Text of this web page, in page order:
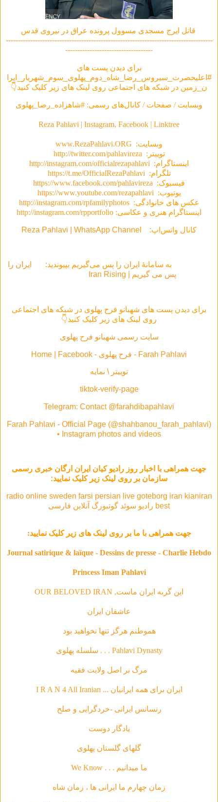
قاتل ایرج مسجدی مسوول پرونده عراق در نیروی قدس
-------------------------------------------------------------------------------------
------------------------------------
برای دیدن پست های
#اعلیحضرت_سیروس_رضا_شاه_دوم_پهلوی_سوم_شهریار_ایرا
ن_زمین در شبکه های اجتماعی روی لینک های زیر کلیک کنید👇
وبسایت / صفحات / کانال‌های رسمی: #شاهزاده_رضا_پهلوی
Reza Pahlavi | Instagram, Facebook | Linktree
وبسایت: www.RezaPahlavi.ORG
توییتر: http://twitter.com/pahlavireza
اینستاگرام: http://instagram.com/officialrezapahlavi
تلگرام: https://t.me/OfficialRezaPahlavi
فیسبوک: https://www.facebook.com/pahlavireza
یوتیوب: https://www.youtube.com/rezapahlavi
عکس های خانوادگی:http://instagram.com/rpfamilyphotos
اینستاگرام هنری و عکاسی: http://instagram.com/rpportfolio
کانال واتس‌اپ: Reza Pahlavi | WhatsApp Channel
به سامانهٔ ایران را پس می‌گیریم بپیوندید:
ایران را
پس می گیریم | Iran Rising
برای دیدن پست های شهبانو فرح پهلوی در شبکه های اجتماعی
روی لینک های زیر کلیک کنید👇
سایت رسمی شهبانو فرح پهلوی
Farah Pahlavi - فرح پهلوی - Home | Facebook
توییتر \ نمایه
tiktok-verify-page
Telegram: Contact @farahdibapahlavi
Farah Pahlavi - Official Page (@shahbanou_farah_pahlavi)
• Instagram photos and videos
جهت همراهی با اخبار روز رادیو کیان ایران ارگان خبری رسمی
سازمان بر روی لینک زیر کلیک نمایید:
radio online sweden farsi persian live goteborg iran kianiran
best رادیو سوئد گوتبورگ آنلاین فارسی
جهت همراهی با ما بر روی لینک های زیر کلیک نمایید:
Journal satirique & laïque - Dessins de presse - Charlie Hebdo
Princess Iman Pahlavi
این گربه ایران ماست, OUR BELOVED IRAN
عاشقان ایران
هموطنم هرگز تنها نخواهید بود
Pahlavi Dynasty . . . سلسله‌ پهلوی
مرگ بر اصل ولایت فقیه
ایران برای همه ایرانیان ... I R A N 4 All Iranian
رنسانس ایرانی -خردگرایی و صلح
يادگار دوست
گلهاى گلستان پهلوى
ما ميدانيم . . . We Know
زمان چهارم ما ايرانى ها ، زمان شاه